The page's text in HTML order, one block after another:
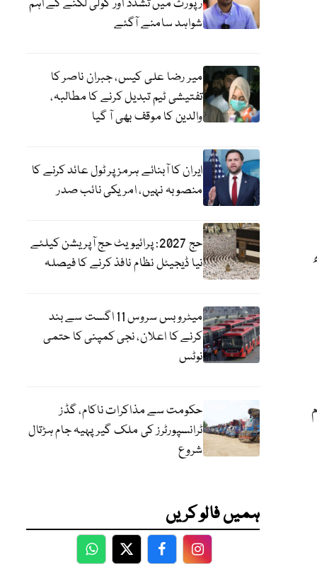
بڑھ
رپورٹ میں تشدد اور گولی لگنے کے اہم
شواہد سامنے آگئے
میر رضا علی کیس، جبران ناصر کا
تفتیشی ٹیم تبدیل کرنے کا مطالبہ،
والدین کا موقف بھی آ گیا
ایران کا آبنائے ہرمز پر ٹول عائد کرنے کا
منصوبہ نہیں، امریکی نائب صدر
حج 2027: پرائیویٹ حج آپریشن کیلئے
نیا ڈیجیٹل نظام نافذ کرنے کا فیصلہ
میٹرو بس سروس 11 اگست سے بند
کرنے کا اعلان، نجی کمپنی کا حتمی
نوٹس
حکومت سے مذاکرات ناکام، گڈز
ٹرانسپورٹرز کی ملک گیر پہیہ جام ہڑتال
شروع
ہمیں فالو کریں
WhatsApp
TwitterFacebookFacebook